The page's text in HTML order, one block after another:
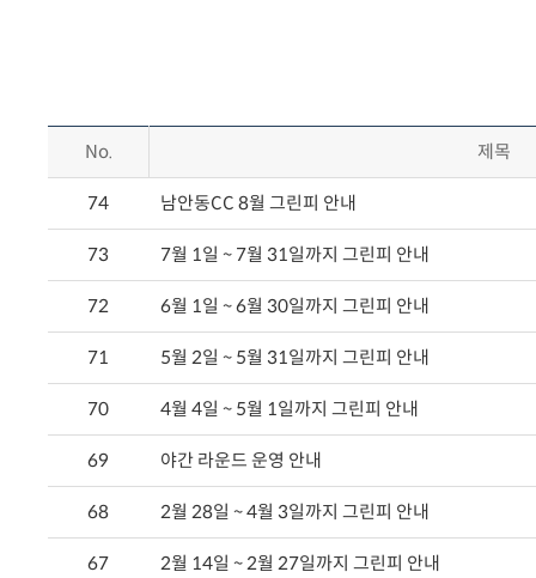
No. 제목
74 남안동CC 8월 그린피 안내
73 7월 1일 ~ 7월 31일까지 그린피 안내
72 6월 1일 ~ 6월 30일까지 그린피 안내
71 5월 2일 ~ 5월 31일까지 그린피 안내
70 4월 4일 ~ 5월 1일까지 그린피 안내
69 야간 라운드 운영 안내
68 2월 28일 ~ 4월 3일까지 그린피 안내
67 2월 14일 ~ 2월 27일까지 그린피 안내